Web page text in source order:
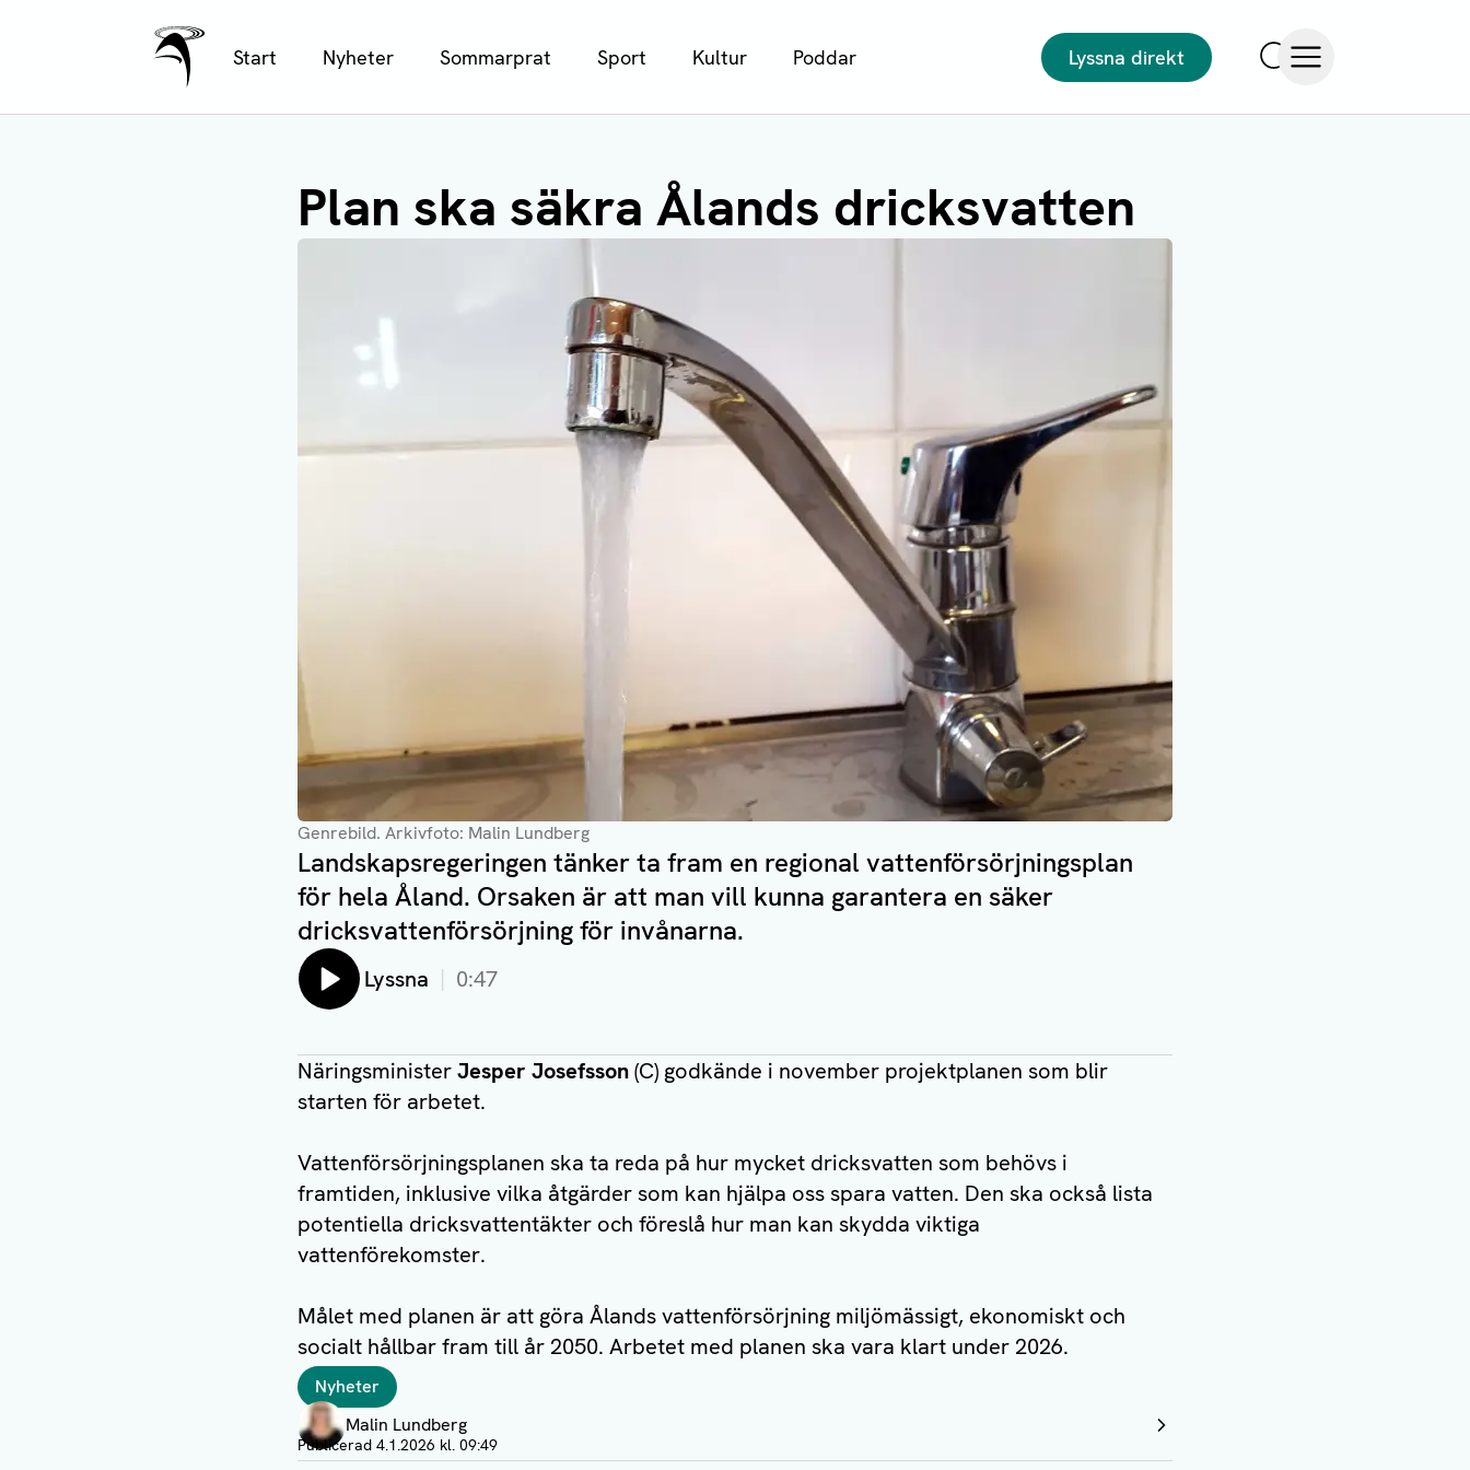
Ålands Radio & TV
Start Nyheter Sommarprat Sport Kultur Poddar
Lyssna direkt
Plan ska säkra Ålands dricksvatten
Genrebild. Arkivfoto: Malin Lundberg
Landskapsregeringen tänker ta fram en regional vattenförsörjningsplan
för hela Åland. Orsaken är att man vill kunna garantera en säker
dricksvattenförsörjning för invånarna.
Lyssna 0:47
NäringsministerJesper Josefsson(C) godkände i november projektplanen som blir
starten för arbetet.
Vattenförsörjningsplanen ska ta reda på hur mycket dricksvatten som behövs i
framtiden, inklusive vilka åtgärder som kan hjälpa oss spara vatten. Den ska också lista
potentiella dricksvattentäkter och föreslå hur man kan skydda viktiga
vattenförekomster.
Målet med planen är att göra Ålands vattenförsörjning miljömässigt, ekonomiskt och
socialt hållbar fram till år 2050. Arbetet med planen ska vara klart under 2026.
TaggarNyheter
Författare
Malin Lundberg
Visa profil
Publicerad 4.1.2026 kl. 09:49